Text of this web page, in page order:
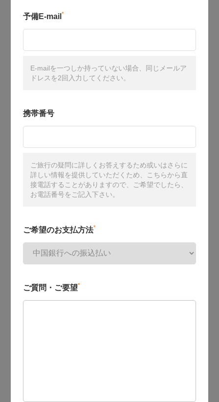
予備E-mail *
E-mailを一つしか持っていない場合、同じメールア
ドレスを2回入力してください。
携帯番号
ご旅行の疑問に詳しくお答えするため或いはさらに
詳しい情報を提供していただくため、こちらから直
接電話することがありますので、ご希望でしたら、
お電話番号をご記入下さい。
ご希望のお支払方法*
ご質問・ご要望*